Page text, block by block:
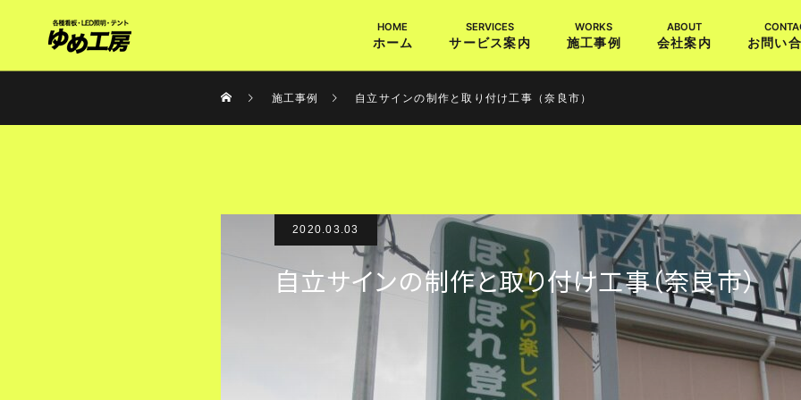
ホーム サービス案内 施工事例 会社案内 お問い
施工事例 自立サインの制作と取り付け工事（奈良市）
2020.03.03
自立サインの制作と取り付け工事（奈良市）